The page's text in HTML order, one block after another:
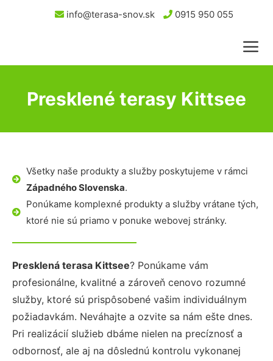
info@terasa-snov.sk 0915 950 055
Presklené terasy Kittsee
Všetky naše produkty a služby poskytujeme v rámci
Západného Slovenska.
Ponúkame komplexné produkty a služby vrátane tých,
ktoré nie sú priamo v ponuke webovej stránky.
Presklená terasa Kittsee? Ponúkame vám
profesionálne, kvalitné a zároveň cenovo rozumné
služby, ktoré sú prispôsobené vašim individuálnym
požiadavkám. Neváhajte a ozvite sa nám ešte dnes.
Pri realizácií služieb dbáme nielen na precíznosť a
odbornosť, ale aj na dôslednú kontrolu vykonanej